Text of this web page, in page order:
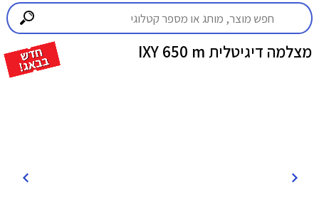
מצלמה דיגיטלית IXY 650 m